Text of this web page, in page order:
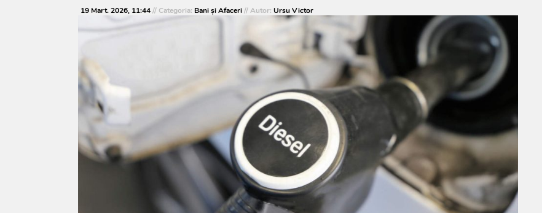
19 Mart. 2026, 11:44// Categoria: Bani și Afaceri// Autor: Ursu Victor